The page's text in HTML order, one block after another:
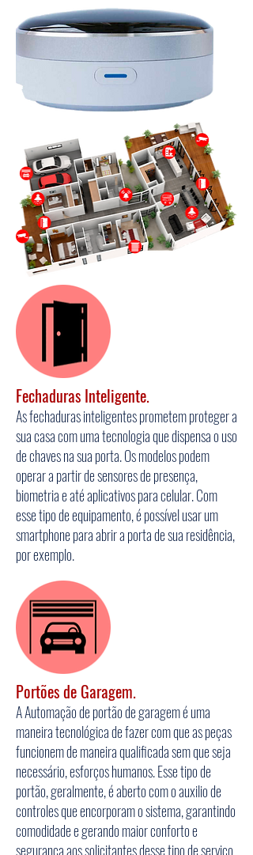
Fechaduras Inteligente.
As fechaduras inteligentes prometem proteger a
sua casa com uma tecnologia que dispensa o uso
de chaves na sua porta. Os modelos podem
operar a partir de sensores de presença,
biometria e até aplicativos para celular. Com
esse tipo de equipamento, é possível usar um
smartphone para abrir a porta de sua residência,
por exemplo.
Portões de Garagem.
A Automação de portão de garagem é uma
maneira tecnológica de fazer com que as peças
funcionem de maneira qualificada sem que seja
necessário, esforços humanos. Esse tipo de
portão, geralmente, é aberto com o auxilio de
controles que encorporam o sistema, garantindo
comodidade e gerando maior conforto e
segurança aos solicitantes desse tipo de serviço.